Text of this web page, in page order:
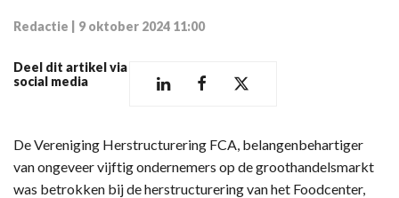
Redactie 9 oktober 2024 11:00
Deel dit artikel via
social media
De Vereniging Herstructurering FCA, belangenbehartiger
van ongeveer vijftig ondernemers op de groothandelsmarkt
was betrokken bij de herstructurering van het Foodcenter,